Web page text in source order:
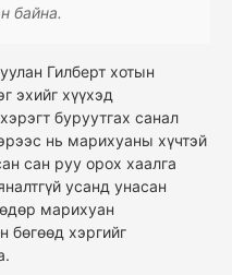
байна.
Гилберт хотын
эхийг хүүхэд
буруутгах санал
нь марихуаны хүчтэй
сан руу орох хаалга
усанд унасан
марихуан
бөгөөд хэргийг